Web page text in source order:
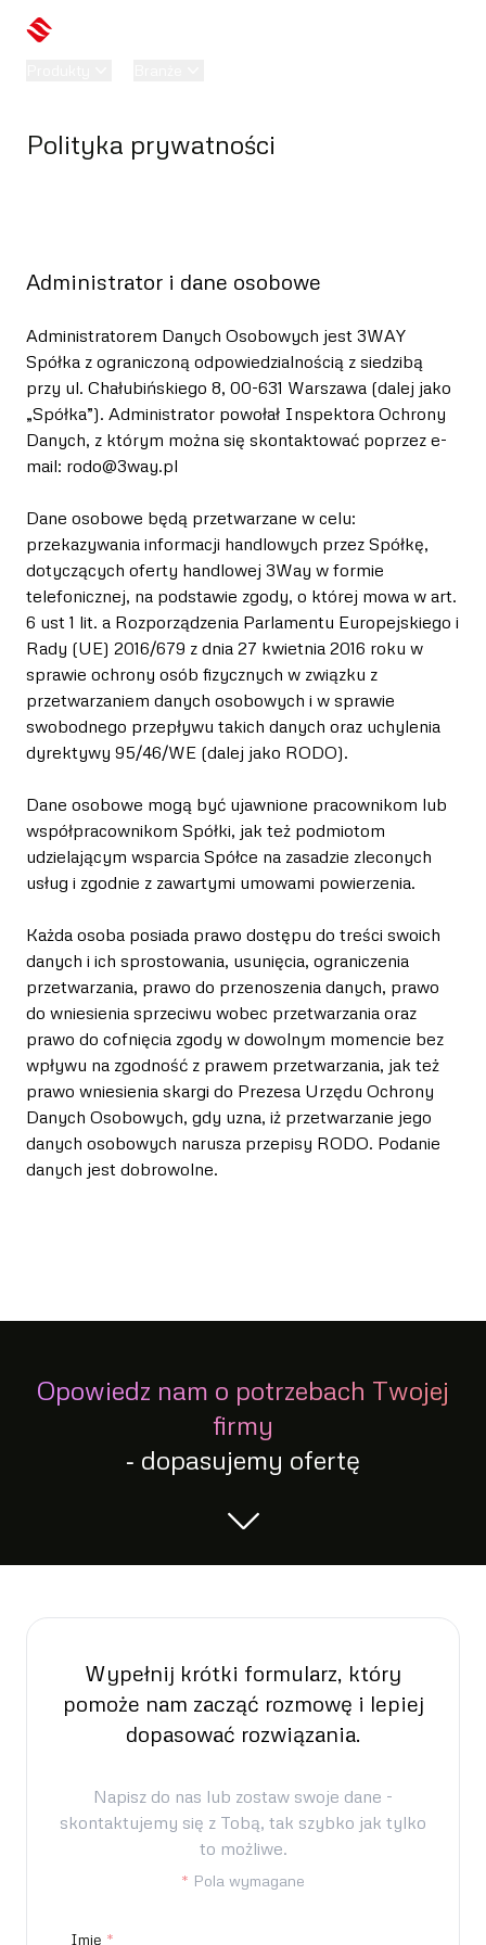
Polityka prywatności
Administrator i dane osobowe
Administratorem Danych Osobowych jest 3WAY
Spółka z ograniczoną odpowiedzialnością z siedzibą
przy ul. Chałubińskiego 8, 00-631 Warszawa (dalej jako
„Spółka”). Administrator powołał Inspektora Ochrony
Danych, z którym można się skontaktować poprzez e-
mail: rodo@3way.pl
Dane osobowe będą przetwarzane w celu:
przekazywania informacji handlowych przez Spółkę,
dotyczących oferty handlowej 3Way w formie
telefonicznej, na podstawie zgody, o której mowa w art.
6 ust 1 lit. a Rozporządzenia Parlamentu Europejskiego i
Rady (UE) 2016/679 z dnia 27 kwietnia 2016 roku w
sprawie ochrony osób fizycznych w związku z
przetwarzaniem danych osobowych i w sprawie
swobodnego przepływu takich danych oraz uchylenia
dyrektywy 95/46/WE (dalej jako RODO).
Dane osobowe mogą być ujawnione pracownikom lub
współpracownikom Spółki, jak też podmiotom
udzielającym wsparcia Spółce na zasadzie zleconych
usług i zgodnie z zawartymi umowami powierzenia.
Każda osoba posiada prawo dostępu do treści swoich
danych i ich sprostowania, usunięcia, ograniczenia
przetwarzania, prawo do przenoszenia danych, prawo
do wniesienia sprzeciwu wobec przetwarzania oraz
prawo do cofnięcia zgody w dowolnym momencie bez
wpływu na zgodność z prawem przetwarzania, jak też
prawo wniesienia skargi do Prezesa Urzędu Ochrony
Danych Osobowych, gdy uzna, iż przetwarzanie jego
danych osobowych narusza przepisy RODO. Podanie
danych jest dobrowolne.
Opowiedz nam o potrzebach Twojej
firmy
‐ dopasujemy ofertę
Wypełnij krótki formularz, który
pomoże nam zacząć rozmowę i lepiej
dopasować rozwiązania.
Napisz do nas lub zostaw swoje dane -
skontaktujemy się z Tobą, tak szybko jak tylko
to możliwe.
* Pola wymagane
Imię *